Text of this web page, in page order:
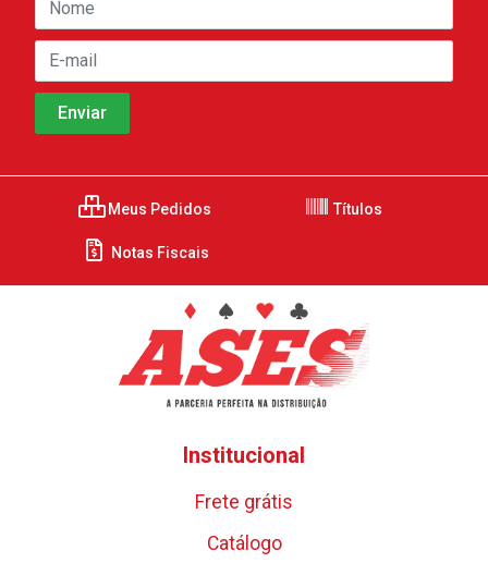
Meus Pedidos Títulos
Notas Fiscais
Institucional
Frete grátis
Catálogo